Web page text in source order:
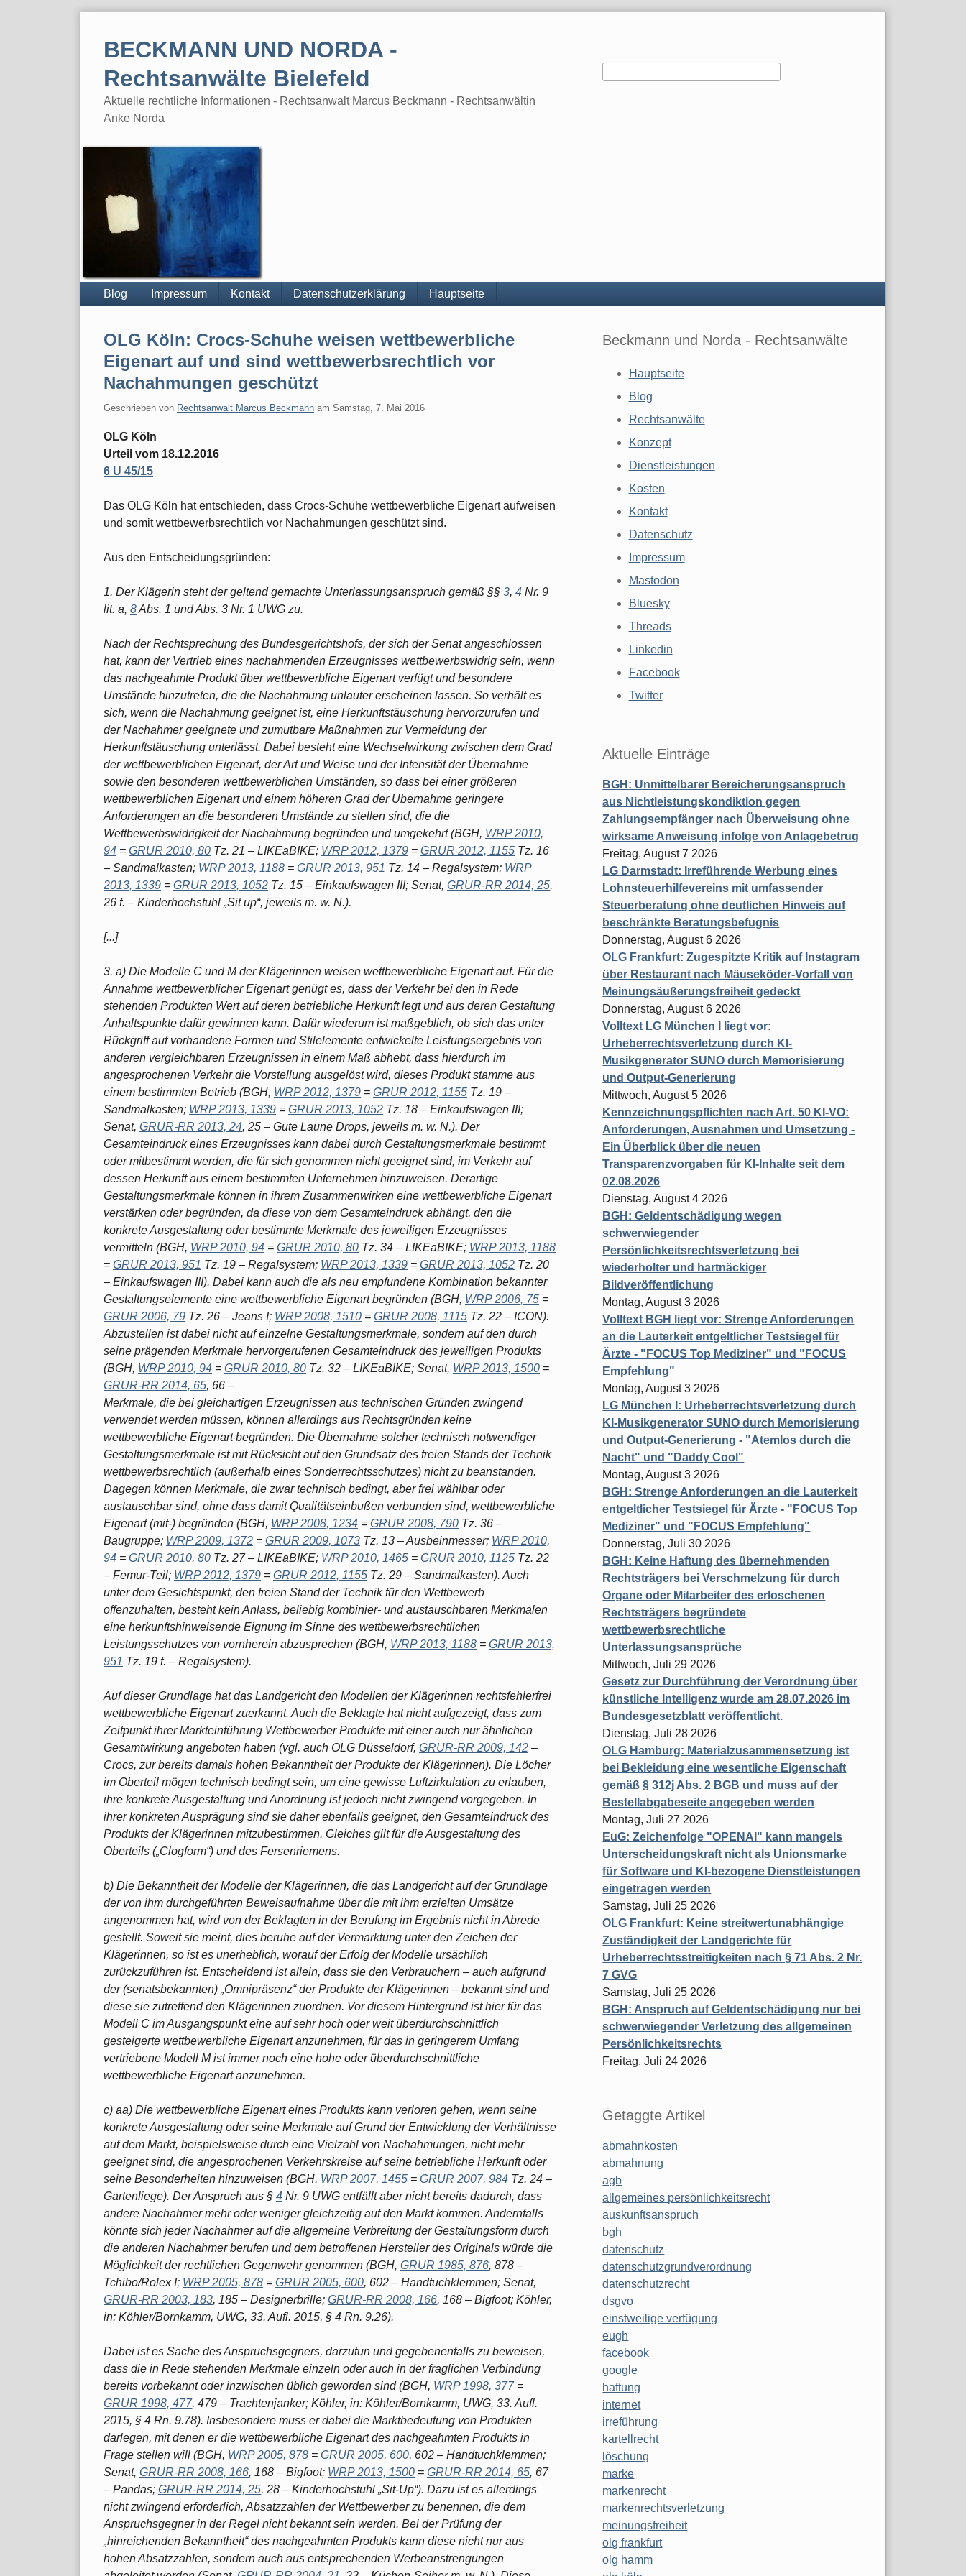
BECKMANN UND NORDA -
Rechtsanwälte Bielefeld
Aktuelle rechtliche Informationen - Rechtsanwalt Marcus Beckmann - Rechtsanwältin
Anke Norda
Blog Impressum Kontakt Datenschutzerklärung Hauptseite
OLG Köln: Crocs-Schuhe weisen wettbewerbliche
Eigenart auf und sind wettbewerbsrechtlich vor
Nachahmungen geschützt
Geschrieben von Rechtsanwalt Marcus Beckmann am Samstag, 7. Mai 2016
OLG Köln
Urteil vom 18.12.2016
6 U 45/15
Das OLG Köln hat entschieden, dass Crocs-Schuhe wettbewerbliche Eigenart aufweisen
und somit wettbewerbsrechtlich vor Nachahmungen geschützt sind.
Aus den Entscheidungsgründen:
1. Der Klägerin steht der geltend gemachte Unterlassungsanspruch gemäß §§ 3, 4 Nr. 9
lit. a, 8Abs. 1 und Abs. 3 Nr. 1 UWG zu.
Nach der Rechtsprechung des Bundesgerichtshofs, der sich der Senat angeschlossen
hat, kann der Vertrieb eines nachahmenden Erzeugnisses wettbewerbswidrig sein, wenn
das nachgeahmte Produkt über wettbewerbliche Eigenart verfügt und besondere
Umstände hinzutreten, die die Nachahmung unlauter erscheinen lassen. So verhält es
sich, wenn die Nachahmung geeignet ist, eine Herkunftstäuschung hervorzurufen und
der Nachahmer geeignete und zumutbare Maßnahmen zur Vermeidung der
Herkunftstäuschung unterlässt. Dabei besteht eine Wechselwirkung zwischen dem Grad
der wettbewerblichen Eigenart, der Art und Weise und der Intensität der Übernahme
sowie den besonderen wettbewerblichen Umständen, so dass bei einer größeren
wettbewerblichen Eigenart und einem höheren Grad der Übernahme geringere
Anforderungen an die besonderen Umstände zu stellen sind, die die
Wettbewerbswidrigkeit der Nachahmung begründen und umgekehrt (BGH, WRP 2010,
94 = GRUR 2010, 80 Tz. 21 – LIKEaBIKE; WRP 2012, 1379 = GRUR 2012, 1155 Tz. 16
– Sandmalkasten; WRP 2013, 1188 = GRUR 2013, 951 Tz. 14 – Regalsystem; WRP
2013, 1339 = GRUR 2013, 1052 Tz. 15 – Einkaufswagen III; Senat, GRUR-RR 2014, 25,
26 f. – Kinderhochstuhl „Sit up“, jeweils m. w. N.).
[...]
3. a) Die Modelle C und M der Klägerinnen weisen wettbewerbliche Eigenart auf. Für die
Annahme wettbewerblicher Eigenart genügt es, dass der Verkehr bei den in Rede
stehenden Produkten Wert auf deren betriebliche Herkunft legt und aus deren Gestaltung
Anhaltspunkte dafür gewinnen kann. Dafür wiederum ist maßgeblich, ob sich das unter
Rückgriff auf vorhandene Formen und Stilelemente entwickelte Leistungsergebnis von
anderen vergleichbaren Erzeugnissen in einem Maß abhebt, dass hierdurch im
angesprochenen Verkehr die Vorstellung ausgelöst wird, dieses Produkt stamme aus
einem bestimmten Betrieb (BGH, WRP 2012, 1379 = GRUR 2012, 1155 Tz. 19 –
Sandmalkasten; WRP 2013, 1339 = GRUR 2013, 1052 Tz. 18 – Einkaufswagen III;
Senat, GRUR-RR 2013, 24, 25 – Gute Laune Drops, jeweils m. w. N.). Der
Gesamteindruck eines Erzeugnisses kann dabei durch Gestaltungsmerkmale bestimmt
oder mitbestimmt werden, die für sich genommen nicht geeignet sind, im Verkehr auf
dessen Herkunft aus einem bestimmten Unternehmen hinzuweisen. Derartige
Gestaltungsmerkmale können in ihrem Zusammenwirken eine wettbewerbliche Eigenart
verstärken oder begründen, da diese von dem Gesamteindruck abhängt, den die
konkrete Ausgestaltung oder bestimmte Merkmale des jeweiligen Erzeugnisses
vermitteln (BGH, WRP 2010, 94 = GRUR 2010, 80 Tz. 34 – LIKEaBIKE; WRP 2013, 1188
= GRUR 2013, 951 Tz. 19 – Regalsystem; WRP 2013, 1339 = GRUR 2013, 1052 Tz. 20
– Einkaufswagen III). Dabei kann auch die als neu empfundene Kombination bekannter
Gestaltungselemente eine wettbewerbliche Eigenart begründen (BGH, WRP 2006, 75 =
GRUR 2006, 79 Tz. 26 – Jeans I; WRP 2008, 1510 = GRUR 2008, 1115 Tz. 22 – ICON).
Abzustellen ist dabei nicht auf einzelne Gestaltungsmerkmale, sondern auf den durch
seine prägenden Merkmale hervorgerufenen Gesamteindruck des jeweiligen Produkts
(BGH, WRP 2010, 94 = GRUR 2010, 80 Tz. 32 – LIKEaBIKE; Senat, WRP 2013, 1500 =
GRUR-RR 2014, 65, 66 –
Merkmale, die bei gleichartigen Erzeugnissen aus technischen Gründen zwingend
verwendet werden müssen, können allerdings aus Rechtsgründen keine
wettbewerbliche Eigenart begründen. Die Übernahme solcher technisch notwendiger
Gestaltungsmerkmale ist mit Rücksicht auf den Grundsatz des freien Stands der Technik
wettbewerbsrechtlich (außerhalb eines Sonderrechtsschutzes) nicht zu beanstanden.
Dagegen können Merkmale, die zwar technisch bedingt, aber frei wählbar oder
austauschbar sind, ohne dass damit Qualitätseinbußen verbunden sind, wettbewerbliche
Eigenart (mit-) begründen (BGH, WRP 2008, 1234 = GRUR 2008, 790 Tz. 36 –
Baugruppe; WRP 2009, 1372 = GRUR 2009, 1073 Tz. 13 – Ausbeinmesser; WRP 2010,
94 = GRUR 2010, 80 Tz. 27 – LIKEaBIKE; WRP 2010, 1465 = GRUR 2010, 1125 Tz. 22
– Femur-Teil; WRP 2012, 1379 = GRUR 2012, 1155 Tz. 29 – Sandmalkasten). Auch
unter dem Gesichtspunkt, den freien Stand der Technik für den Wettbewerb
offenzuhalten, besteht kein Anlass, beliebig kombinier- und austauschbaren Merkmalen
eine herkunftshinweisende Eignung im Sinne des wettbewerbsrechtlichen
Leistungsschutzes von vornherein abzusprechen (BGH, WRP 2013, 1188 = GRUR 2013,
951 Tz. 19 f. – Regalsystem).
Auf dieser Grundlage hat das Landgericht den Modellen der Klägerinnen rechtsfehlerfrei
wettbewerbliche Eigenart zuerkannt. Auch die Beklagte hat nicht aufgezeigt, dass zum
Zeitpunkt ihrer Markteinführung Wettbewerber Produkte mit einer auch nur ähnlichen
Gesamtwirkung angeboten haben (vgl. auch OLG Düsseldorf, GRUR-RR 2009, 142 –
Crocs, zur bereits damals hohen Bekanntheit der Produkte der Klägerinnen). Die Löcher
im Oberteil mögen technisch bedingt sein, um eine gewisse Luftzirkulation zu erlauben,
ihre konkrete Ausgestaltung und Anordnung ist jedoch nicht zwingend vorgegeben. In
ihrer konkreten Ausprägung sind sie daher ebenfalls geeignet, den Gesamteindruck des
Produkts der Klägerinnen mitzubestimmen. Gleiches gilt für die Ausgestaltung des
Oberteils („Clogform“) und des Fersenriemens.
b) Die Bekanntheit der Modelle der Klägerinnen, die das Landgericht auf der Grundlage
der von ihm durchgeführten Beweisaufnahme über die mit ihm erzielten Umsätze
angenommen hat, wird von der Beklagten in der Berufung im Ergebnis nicht in Abrede
gestellt. Soweit sie meint, dies beruhe auf der Vermarktung unter den Zeichen der
Klägerinnen, so ist es unerheblich, worauf der Erfolg der Modelle ursächlich
zurückzuführen ist. Entscheidend ist allein, dass sie den Verbrauchern – auch aufgrund
der (senatsbekannten) „Omnipräsenz“ der Produkte der Klägerinnen – bekannt sind und
diese sie zutreffend den Klägerinnen zuordnen. Vor diesem Hintergrund ist hier für das
Modell C im Ausgangspunkt eine auf sehr hoch oder weit überdurchschnittlich
gesteigerte wettbewerbliche Eigenart anzunehmen, für das in geringerem Umfang
vertriebene Modell M ist immer noch eine hohe oder überdurchschnittliche
wettbewerbliche Eigenart anzunehmen.
c) aa) Die wettbewerbliche Eigenart eines Produkts kann verloren gehen, wenn seine
konkrete Ausgestaltung oder seine Merkmale auf Grund der Entwicklung der Verhältnisse
auf dem Markt, beispielsweise durch eine Vielzahl von Nachahmungen, nicht mehr
geeignet sind, die angesprochenen Verkehrskreise auf seine betriebliche Herkunft oder
seine Besonderheiten hinzuweisen (BGH, WRP 2007, 1455 = GRUR 2007, 984 Tz. 24 –
Gartenliege). Der Anspruch aus § 4 Nr. 9 UWG entfällt aber nicht bereits dadurch, dass
andere Nachahmer mehr oder weniger gleichzeitig auf den Markt kommen. Andernfalls
könnte sich jeder Nachahmer auf die allgemeine Verbreitung der Gestaltungsform durch
die anderen Nachahmer berufen und dem betroffenen Hersteller des Originals würde die
Möglichkeit der rechtlichen Gegenwehr genommen (BGH, GRUR 1985, 876, 878 –
Tchibo/Rolex I; WRP 2005, 878 = GRUR 2005, 600, 602 – Handtuchklemmen; Senat,
GRUR-RR 2003, 183, 185 – Designerbrille; GRUR-RR 2008, 166, 168 – Bigfoot; Köhler,
in: Köhler/Bornkamm, UWG, 33. Aufl. 2015, § 4 Rn. 9.26).
Dabei ist es Sache des Anspruchsgegners, darzutun und gegebenenfalls zu beweisen,
dass die in Rede stehenden Merkmale einzeln oder auch in der fraglichen Verbindung
bereits vorbekannt oder inzwischen üblich geworden sind (BGH, WRP 1998, 377=
GRUR 1998, 477, 479 – Trachtenjanker; Köhler, in: Köhler/Bornkamm, UWG, 33. Aufl.
2015, § 4 Rn. 9.78). Insbesondere muss er dabei die Marktbedeutung von Produkten
darlegen, mit denen er die wettbewerbliche Eigenart des nachgeahmten Produkts in
Frage stellen will (BGH, WRP 2005, 878 = GRUR 2005, 600, 602 – Handtuchklemmen;
Senat, GRUR-RR 2008, 166, 168 – Bigfoot; WRP 2013, 1500 = GRUR-RR 2014, 65, 67
– Pandas; GRUR-RR 2014, 25, 28 – Kinderhochstuhl „Sit-Up“). Dazu ist es allerdings
nicht zwingend erforderlich, Absatzzahlen der Wettbewerber zu benennen, die dem
Anspruchsgegner in der Regel nicht bekannt sein werden. Bei der Prüfung der
„hinreichenden Bekanntheit“ des nachgeahmten Produkts kann diese nicht nur aus
hohen Absatzzahlen, sondern auch aus entsprechenden Werbeanstrengungen
Beckmann und Norda - Rechtsanwälte
Hauptseite
Blog
Rechtsanwälte
Konzept
Dienstleistungen
Kosten
Kontakt
Datenschutz
Impressum
Mastodon
Bluesky
Threads
Linkedin
Facebook
Twitter
Aktuelle Einträge
BGH: Unmittelbarer Bereicherungsanspruch
aus Nichtleistungskondiktion gegen
Zahlungsempfänger nach Überweisung ohne
wirksame Anweisung infolge von Anlagebetrug
Freitag, August 7 2026
LG Darmstadt: Irreführende Werbung eines
Lohnsteuerhilfevereins mit umfassender
Steuerberatung ohne deutlichen Hinweis auf
beschränkte Beratungsbefugnis
Donnerstag, August 6 2026
OLG Frankfurt: Zugespitzte Kritik auf Instagram
über Restaurant nach Mäuseköder-Vorfall von
Meinungsäußerungsfreiheit gedeckt
Donnerstag, August 6 2026
Volltext LG München I liegt vor:
Urheberrechtsverletzung durch KI-
Musikgenerator SUNO durch Memorisierung
und Output-Generierung
Mittwoch, August 5 2026
Kennzeichnungspflichten nach Art. 50 KI-VO:
Anforderungen, Ausnahmen und Umsetzung -
Ein Überblick über die neuen
Transparenzvorgaben für KI-Inhalte seit dem
02.08.2026
Dienstag, August 4 2026
BGH: Geldentschädigung wegen
schwerwiegender
Persönlichkeitsrechtsverletzung bei
wiederholter und hartnäckiger
Bildveröffentlichung
Montag, August 3 2026
Volltext BGH liegt vor: Strenge Anforderungen
an die Lauterkeit entgeltlicher Testsiegel für
Ärzte - "FOCUS Top Mediziner" und "FOCUS
Empfehlung"
Montag, August 3 2026
LG München I: Urheberrechtsverletzung durch
KI-Musikgenerator SUNO durch Memorisierung
und Output-Generierung - "Atemlos durch die
Nacht" und "Daddy Cool"
Montag, August 3 2026
BGH: Strenge Anforderungen an die Lauterkeit
entgeltlicher Testsiegel für Ärzte - "FOCUS Top
Mediziner" und "FOCUS Empfehlung"
Donnerstag, Juli 30 2026
BGH: Keine Haftung des übernehmenden
Rechtsträgers bei Verschmelzung für durch
Organe oder Mitarbeiter des erloschenen
Rechtsträgers begründete
wettbewerbsrechtliche
Unterlassungsansprüche
Mittwoch, Juli 29 2026
Gesetz zur Durchführung der Verordnung über
künstliche Intelligenz wurde am 28.07.2026 im
Bundesgesetzblatt veröffentlicht.
Dienstag, Juli 28 2026
OLG Hamburg: Materialzusammensetzung ist
bei Bekleidung eine wesentliche Eigenschaft
gemäß § 312j Abs. 2 BGB und muss auf der
Bestellabgabeseite angegeben werden
Montag, Juli 27 2026
EuG: Zeichenfolge "OPENAI" kann mangels
Unterscheidungskraft nicht als Unionsmarke
für Software und KI-bezogene Dienstleistungen
eingetragen werden
Samstag, Juli 25 2026
OLG Frankfurt: Keine streitwertunabhängige
Zuständigkeit der Landgerichte für
Urheberrechtsstreitigkeiten nach § 71 Abs. 2 Nr.
7 GVG
Samstag, Juli 25 2026
BGH: Anspruch auf Geldentschädigung nur bei
schwerwiegender Verletzung des allgemeinen
Persönlichkeitsrechts
Freitag, Juli 24 2026
Getaggte Artikel
abmahnkosten
abmahnung
agb
allgemeines persönlichkeitsrecht
auskunftsanspruch
bgh
datenschutz
datenschutzgrundverordnung
datenschutzrecht
dsgvo
einstweilige verfügung
eugh
facebook
google
haftung
internet
irreführung
kartellrecht
löschung
marke
markenrecht
markenrechtsverletzung
meinungsfreiheit
olg frankfurt
olg hamm